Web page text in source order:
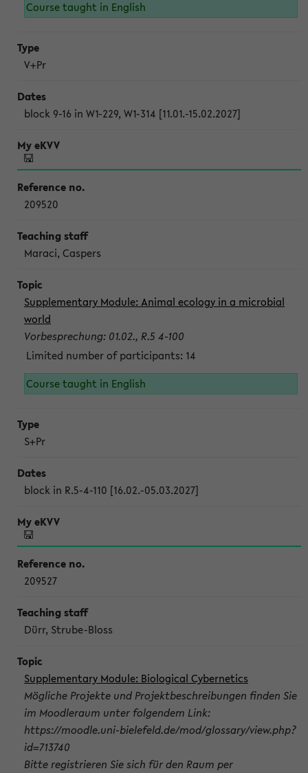
Course taught in English
V+Pr
block 9-16 in W1-229, W1-314 [11.01.-15.02.2027]
209520
Maraci, Caspers
Supplementary Module: Animal ecology in a microbial
world
Vorbesprechung: 01.02., R.5 4-100
Limited number of participants: 14
Course taught in English
S+Pr
block in R.5-4-110 [16.02.-05.03.2027]
209527
Dürr, Strube-Bloss
Supplementary Module: Biological Cybernetics
Mögliche Projekte und Projektbeschreibungen finden Sie
im Moodleraum unter folgendem Link:
https://moodle.uni-bielefeld.de/mod/glossary/view.php?
id=713740
Bitte registrieren Sie sich für den Raum per